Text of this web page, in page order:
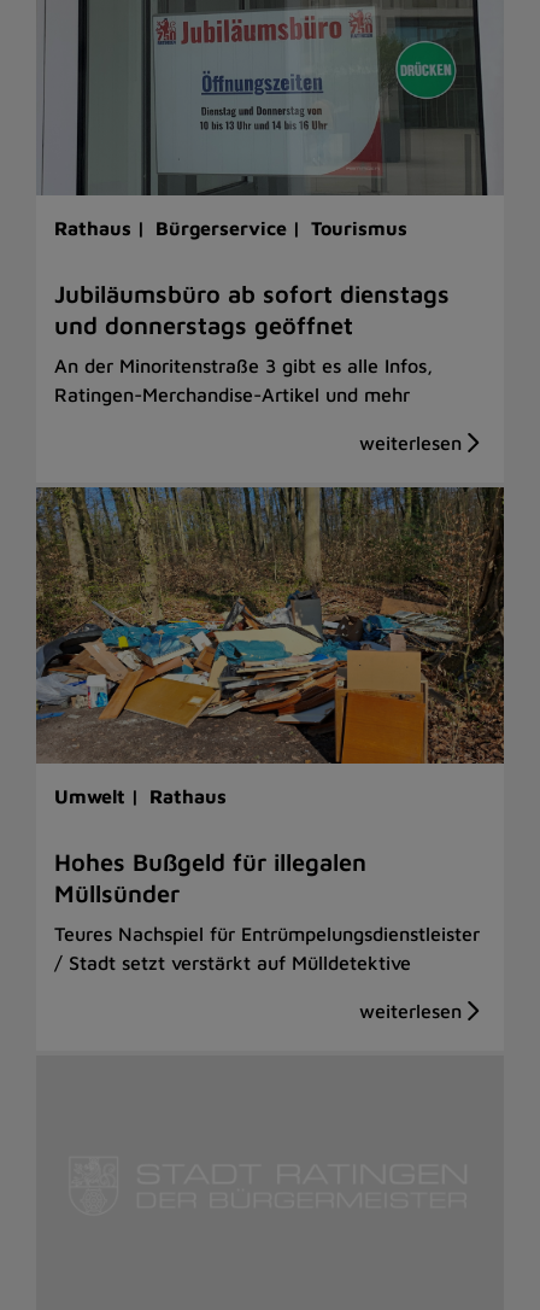
Rathaus | Bürgerservice | Tourismus
Jubiläumsbüro ab sofort dienstags
und donnerstags geöffnet
An der Minoritenstraße 3 gibt es alle Infos,
Ratingen-Merchandise-Artikel und mehr
Umwelt | Rathaus
Hohes Bußgeld für illegalen
Müllsünder
Teures Nachspiel für Entrümpelungsdienstleister
/ Stadt setzt verstärkt auf Mülldetektive